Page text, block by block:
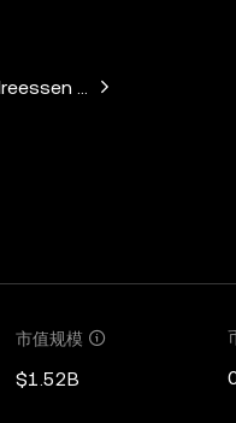
Horowitz,
市值规模
$1.52B